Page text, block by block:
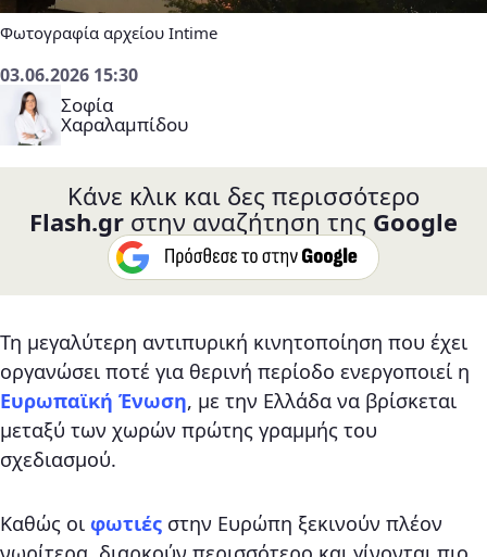
Φωτογραφία αρχείου Intime
Σοφία
Χαραλαμπίδου
03.06.2026 15:30
Κάνε κλικ και δες περισσότερο
Flash.gr στην αναζήτηση της Google
Τη μεγαλύτερη αντιπυρική κινητοποίηση που έχει
οργανώσει ποτέ για θερινή περίοδο ενεργοποιεί η
Ευρωπαϊκή Ένωση, με την Ελλάδα να βρίσκεται
μεταξύ των χωρών πρώτης γραμμής του
σχεδιασμού.
Καθώς οι φωτιές στην Ευρώπη ξεκινούν πλέον